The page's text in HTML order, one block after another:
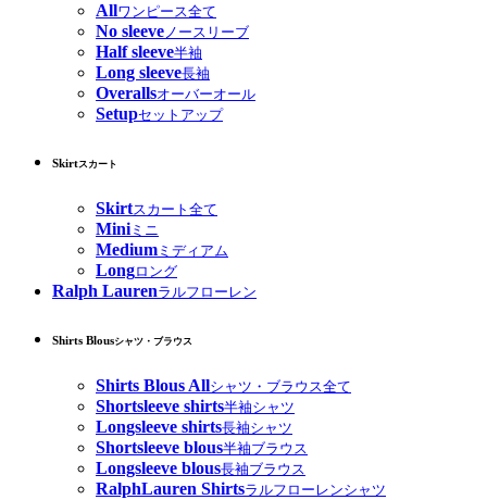
Allワンピース全て
No sleeveノースリーブ
Half sleeve半袖
Long sleeve長袖
Overallsオーバーオール
Setupセットアップ
Skirtスカート
Skirtスカート全て
Miniミニ
Medium ミディアム
Longロング
Ralph Laurenラルフローレン
Shirts Blousシャツ・ブラウス
Shirts Blous Allシャツ・ブラウス全て
Shortsleeve shirts半袖シャツ
Longsleeve shirts長袖シャツ
Shortsleeve blous半袖ブラウス
Longsleeve blous長袖ブラウス
RalphLauren Shirtsラルフローレンシャツ